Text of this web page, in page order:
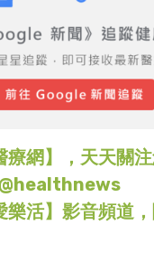
療網】，天天關注
樂活】影音頻道